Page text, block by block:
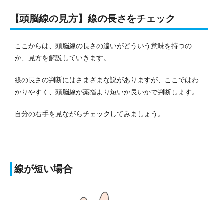
【頭脳線の見方】線の長さをチェック
ここからは、頭脳線の長さの違いがどういう意味を持つの
か、見方を解説していきます。
線の長さの判断にはさまざまな説がありますが、ここではわ
かりやすく、頭脳線が薬指より短いか長いかで判断します。
自分の右手を見ながらチェックしてみましょう。
線が短い場合